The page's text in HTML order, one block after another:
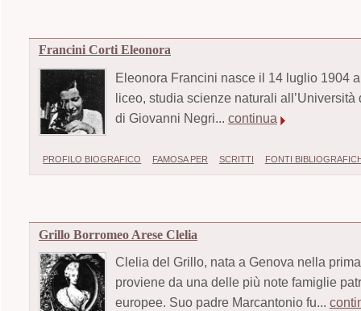
Francini Corti Eleonora
Eleonora Francini nasce il 14 luglio 1904
liceo, studia scienze naturali
di Giovanni Negri... continua
PROFILO BIOGRAFICO FAMOSA PER SCRITTI FONTI
Grillo Borromeo Arese Clelia
Clelia del Grillo, nata a Genova nella
proviene da una delle più note famiglie
europee. Suo padre Marcantonio fu...